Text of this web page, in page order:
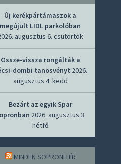
Új kerékpártámaszok a
megújult LIDL parkolóban
augusztus 6. csütörtök
Össze-vissza rongálták a
dombi tanösvényt 2026.
augusztus 4. kedd
Bezárt az egyik Spar
2026. augusztus 3.
hétfő
MINDEN SOPRONI HÍR